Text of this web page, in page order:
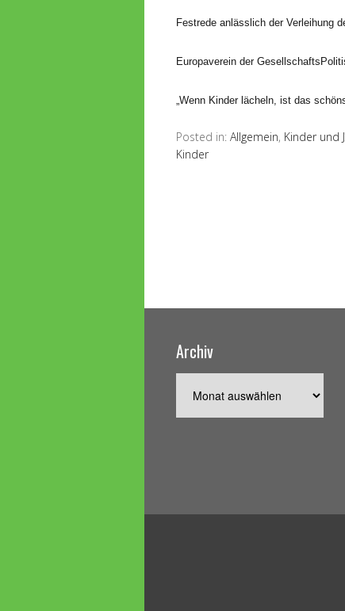
Festrede anlässlich der Verleihung
Europaverein der
„Wenn Kinder lächeln, ist das
Posted in: Allgemein, Kinder und
Kinder
Archiv